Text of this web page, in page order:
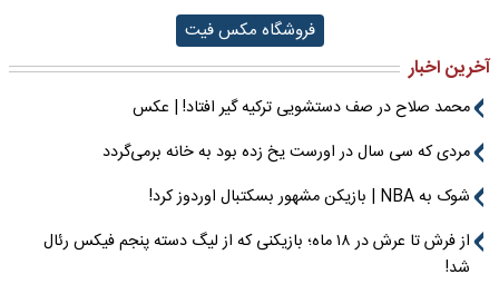
فروشگاه مکس فیت
آخرین اخبار
محمد صلاح در صف دستشویی ترکیه گیر افتاد! | عکس
مردی که سی سال در اورست یخ زده بود به خانه برمی‌گردد
شوک به NBA | بازیکن مشهور بسکتبال اوردوز کرد!
از فرش تا عرش در ۱۸ ماه؛ بازیکنی که از لیگ دسته پنجم فیکس رئال
شد!